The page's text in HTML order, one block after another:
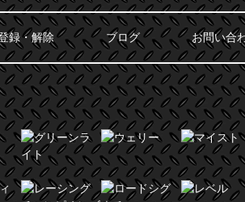
録・解除 ブログ お問い合